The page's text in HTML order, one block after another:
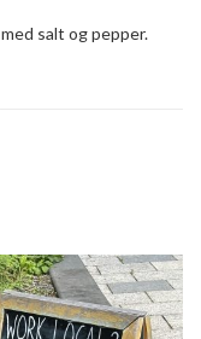
salt og pepper.